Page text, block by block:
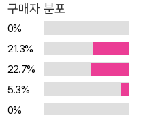
구매자 분포
0%
21.3%
22.7%
5.3%
0%